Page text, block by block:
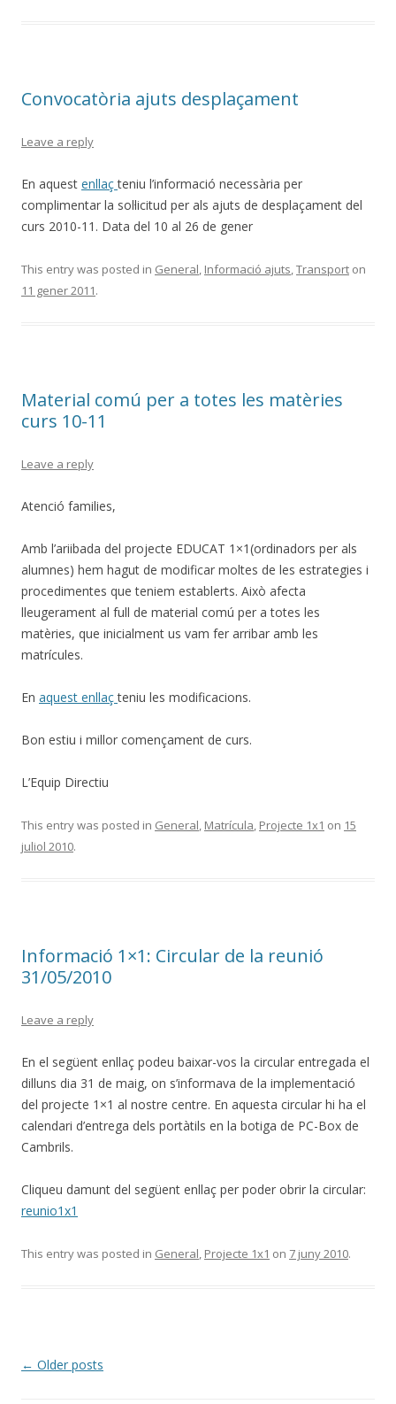
Convocatòria ajuts desplaçament
Leave a reply
En aquest enllaçteniu l’informació necessària per
complimentar la sol·licitud per als ajuts de desplaçament del
curs 2010-11. Data del 10 al 26 de gener
This entry was posted in General, Informació ajuts,Transport on
11 gener 2011.
Material comú per a totes les matèries
curs 10-11
Leave a reply
Atenció families,
Amb l’ariibada del projecte EDUCAT 1×1(ordinadors per als
alumnes) hem hagut de modificar moltes de les estrategies i
procedimentes que teniem establerts. Això afecta
lleugerament al full de material comú per a totes les
matèries, que inicialment us vam fer arribar amb les
matrícules.
En aquest enllaçteniu les modificacions.
Bon estiu i millor començament de curs.
L’Equip Directiu
This entry was posted in General, Matrícula, Projecte 1x1 on 15
juliol 2010.
Informació 1×1: Circular de la reunió
31/05/2010
Leave a reply
En el següent enllaç podeu baixar-vos la circular entregada el
dilluns dia 31 de maig, on s’informava de la implementació
del projecte 1×1 al nostre centre. En aquesta circular hi ha el
calendari d’entrega dels portàtils en la botiga de PC-Box de
Cambrils.
Cliqueu damunt del següent enllaç per poder obrir la circular:
reunio1x1
This entry was posted in General, Projecte 1x1 on 7 juny 2010.
Post
← Older posts